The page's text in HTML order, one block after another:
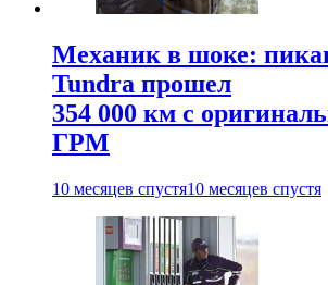
Механик в шоке:
Tundra прошел
354 000 км с
ГРМ
10 месяцев спустя10 месяцев спустя